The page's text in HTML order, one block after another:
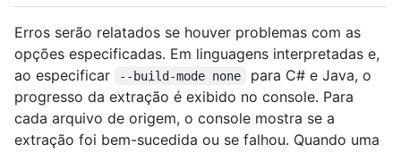
Erros serão relatados se houver problemas com as
opções especificadas. Em linguagens interpretadas e,
ao especificar
--build-mode none
para C# e Java, o
progresso da extração é exibido no console. Para
cada arquivo de origem, o console mostra se a
extração foi bem-sucedida ou se falhou. Quando uma